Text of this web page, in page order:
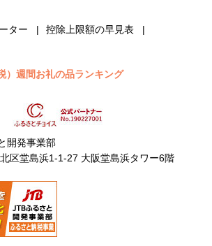
ター
控除上限額の早見表
）週間お礼の品ランキング
開発事業部
区堂島浜1-1-27 大阪堂島浜タワー6階